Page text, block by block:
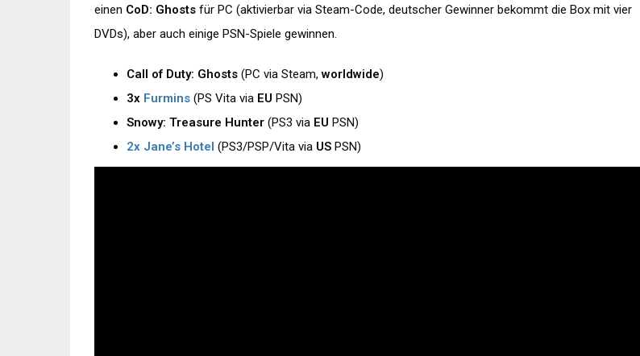
einen CoD: Ghosts für PC (aktivierbar via Steam-Code, deutscher Gewinner bekommt die Box mit vier
DVDs), aber auch einige PSN-Spiele gewinnen.
Call of Duty: Ghosts (PC via Steam,worldwide)
3x Furmins (PS Vita via EU PSN)
Snowy: Treasure Hunter (PS3 via EU PSN)
2x Jane’s Hotel (PS3/PSP/Vita via US PSN)